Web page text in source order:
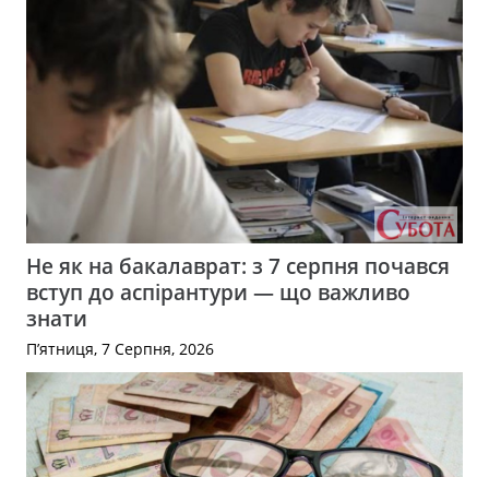
Не як на бакалаврат: з 7 серпня почався
вступ до аспірантури — що важливо
знати
П’ятниця, 7 Серпня, 2026